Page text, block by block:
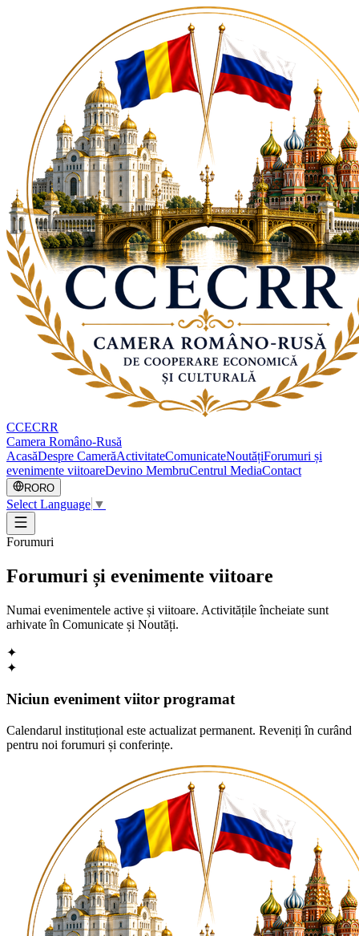
CCECRR
Camera Româno-Rusă
AcasăDespre CamerăActivitateComunicateNoutățiForumuri și
evenimente viitoareDevino MembruCentrul MediaContact
RORO
Select Language ▼
Forumuri
Forumuri și evenimente viitoare
Numai evenimentele active și viitoare. Activitățile încheiate sunt
arhivate în Comunicate și Noutăți.
✦
✦
Niciun eveniment viitor programat
Calendarul instituțional este actualizat permanent. Reveniți în curând
pentru noi forumuri și conferințe.